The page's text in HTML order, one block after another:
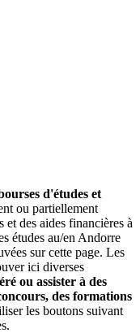
d'études et
ou partiellement
des aides financières à
études au/en Andorre
sur cette page. Les
ici diverses
ou assister à des
des formations
les boutons suivant